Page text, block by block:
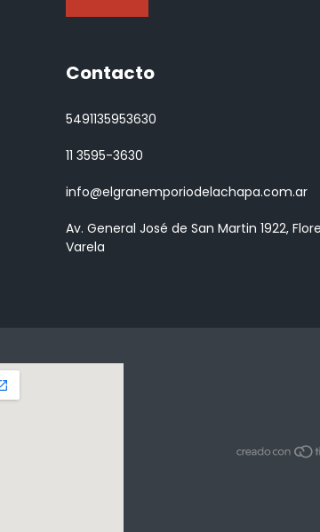
Contacto
5491135953630
11 3595-3630
info@elgranemporiodelachapa.com.ar
Av. General José de San Martin 1922,
Varela